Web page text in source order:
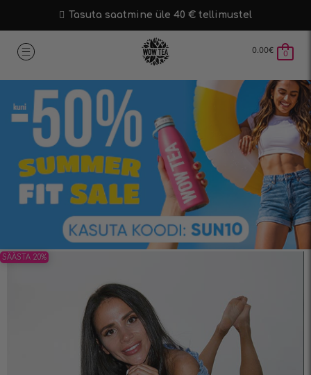
Tasuta saatmine üle 40 € tellimustel
0.00€ 0
SÄÄSTA 20%